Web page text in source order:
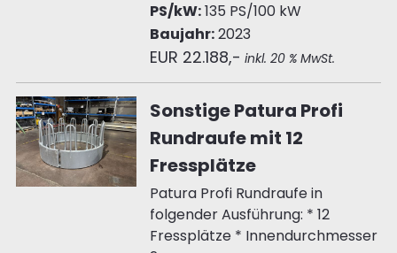
PS/kW:135 PS/100 kW
Baujahr:2023
EUR 22.188,- inkl. 20 % MwSt.
Sonstige Patura Profi
Rundraufe mit 12
Fressplätze
Patura Profi Rundraufe in
folgender Ausführung: * 12
Fressplätze * Innendurchmesser